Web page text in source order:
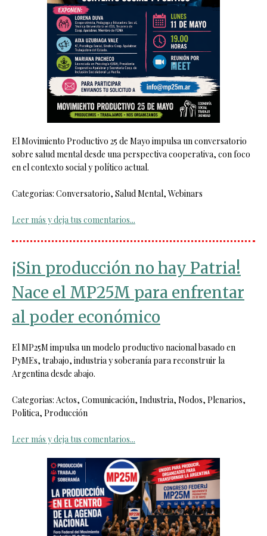
El Movimiento Productivo 25 de Mayo impulsa un conversatorio
sobre salud mental desde una perspectiva cooperativa, con foco
en el contexto social y político actual.
Categorias: Conversatorio, Salud Mental, Webinars
Leer más y deja tus comentarios...
¡Sin producción no hay Patria!
Nace el MP25M para enfrentar
al poder económico
El MP25M impulsa un modelo productivo nacional basado en
PyMEs, trabajo, industria y soberanía para reconstruir la
Argentina desde abajo.
Categorias: Actos, Comunicación, Industria, Nodos, Plenarios,
Politica, Producción
Leer más y deja tus comentarios...